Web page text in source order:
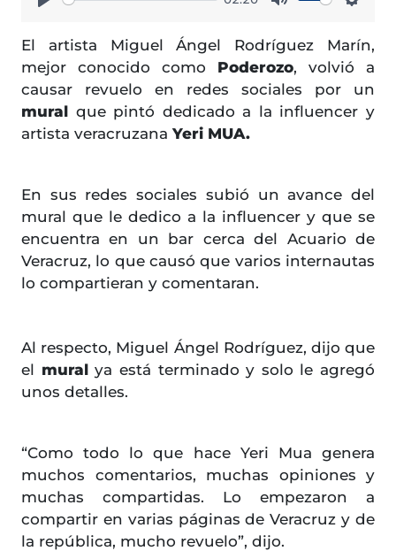
El artista Miguel Ángel Rodríguez Marín,
mejor conocido como Poderozo, volvió a
causar revuelo en redes sociales por un
mural que pintó dedicado a la influencer y
artista veracruzana Yeri MUA.
En sus redes sociales subió un avance del
mural que le dedico a la influencer y que se
encuentra en un bar cerca del Acuario de
Veracruz, lo que causó que varios internautas
lo compartieran y comentaran.
Al respecto, Miguel Ángel Rodríguez, dijo que
el muralya está terminado y solo le agregó
unos detalles.
“Como todo lo que hace Yeri Mua genera
muchos comentarios, muchas opiniones y
muchas compartidas. Lo empezaron a
compartir en varias páginas de Veracruz y de
la república, mucho revuelo”, dijo.